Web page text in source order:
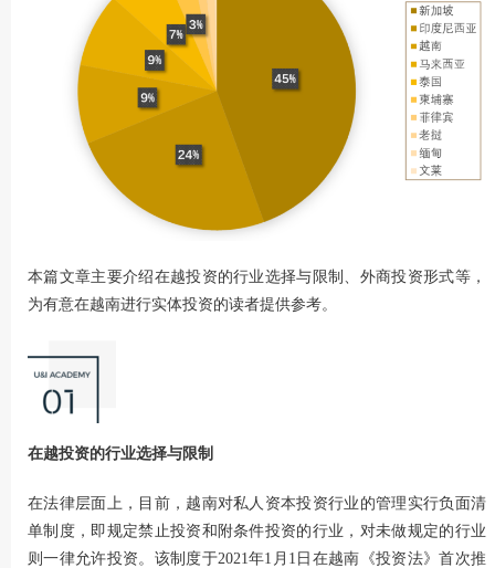
本篇文章主要介绍在越投资的行业选择与限制、外商投资形式等，
为有意在越南进行实体投资的读者提供参考。
在越投资的行业选择与限制
在法律层面上，目前，越南对私人资本投资行业的管理实行负面清
单制度，即规定禁止投资和附条件投资的行业，对未做规定的行业
则一律允许投资。该制度于2021年1月1日在越南《投资法》首次推